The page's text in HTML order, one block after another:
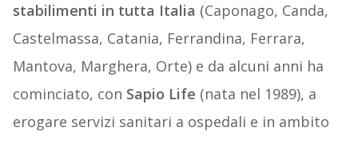
stabilimenti in tutta Italia (Caponago, Canda,
Castelmassa, Catania, Ferrandina, Ferrara,
Mantova, Marghera, Orte) e da alcuni anni ha
cominciato, con Sapio Life (nata nel 1989), a
erogare servizi sanitari a ospedali e in ambito